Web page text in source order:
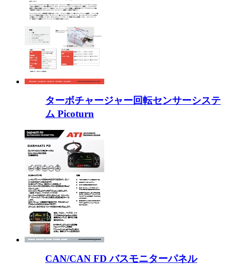
ターボチャージャー回転センサーシステ
ム Picoturn
CAN/CAN FD バスモニターパネル